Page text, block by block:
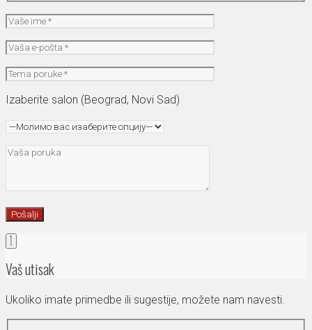
Izaberite salon (Beograd, Novi Sad)
Vaš utisak
Ukoliko imate primedbe ili sugestije, možete nam navesti.